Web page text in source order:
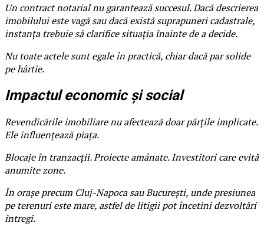
Un contract notarial nu garantează succesul. Dacă descrierea
imobilului este vagă sau dacă există suprapuneri cadastrale,
instanța trebuie să clarifice situația înainte de a decide.
Nu toate actele sunt egale în practică, chiar dacă par solide
pe hârtie.
Impactul economic și social
Revendicările imobiliare nu afectează doar părțile implicate.
Ele influențează piața.
Blocaje în tranzacții. Proiecte amânate. Investitori care evită
anumite zone.
În orașe precum Cluj-Napoca sau București, unde presiunea
pe terenuri este mare, astfel de litigii pot încetini dezvoltări
întregi.